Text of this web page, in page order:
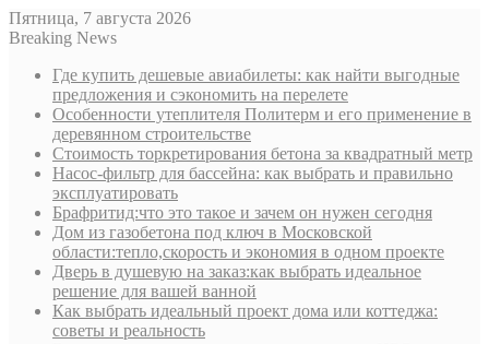
Пятница, 7 августа 2026
Breaking News
Где купить дешевые авиабилеты: как найти выгодные
предложения и сэкономить на перелете
Особенности утеплителя Политерм и его применение в
деревянном строительстве
Стоимость торкретирования бетона за квадратный метр
Насос-фильтр для бассейна: как выбрать и правильно
эксплуатировать
Брафритид:что это такое и зачем он нужен сегодня
Дом из газобетона под ключ в Московской
области:тепло,скорость и экономия в одном проекте
Дверь в душевую на заказ:как выбрать идеальное
решение для вашей ванной
Как выбрать идеальный проект дома или коттеджа:
советы и реальность